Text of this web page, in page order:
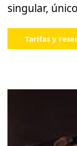
singular,
Tarifas y